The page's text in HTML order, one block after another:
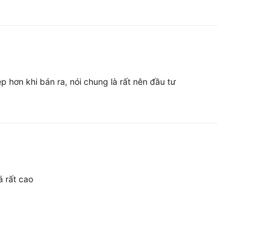
tạo dựng niềm tin và cảm giác tin cậy.
hơn khi bán ra, nói chung là rất nên đầu tư
rất cao